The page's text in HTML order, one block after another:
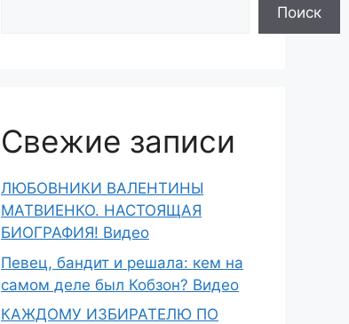
Поиск
Свежие записи
ЛЮБОВНИКИ ВАЛЕНТИНЫ
МАТВИЕНКО. НАСТОЯЩАЯ
БИОГРАФИЯ! Видео
Певец, бандит и решала: кем на
самом деле был Кобзон? Видео
КАЖДОМУ ИЗБИРАТЕЛЮ ПО